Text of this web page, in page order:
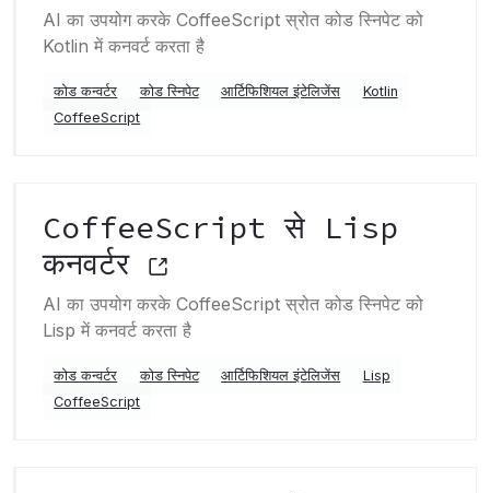
AI का उपयोग करके CoffeeScript स्रोत कोड स्निपेट को
Kotlin में कनवर्ट करता है
कोड कन्वर्टर कोड स्निपेट आर्टिफिशियल इंटेलिजेंस
Kotlin
CoffeeScript
CoffeeScript से Lisp
कनवर्टर
AI का उपयोग करके CoffeeScript स्रोत कोड स्निपेट को
Lisp में कनवर्ट करता है
कोड कन्वर्टर कोड स्निपेट आर्टिफिशियल इंटेलिजेंस
Lisp
CoffeeScript